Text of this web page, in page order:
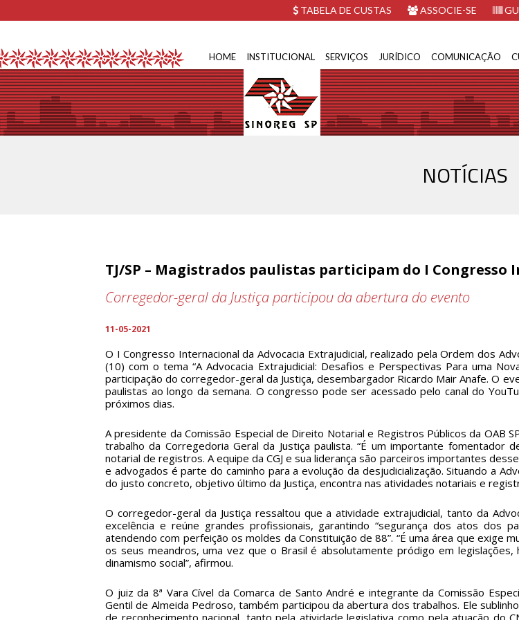
TABELA DE CUSTAS ASSOCIE-SE
HOME INSTITUCIONAL SERVIÇOS JURÍDICO COMUNICAÇÃO
NOTÍCIAS
TJ/SP – Magistrados paulistas participam do I
Corregedor-geral da Justiça participou da abertura do evento
11-05-2021
O I Congresso Internacional da Advocacia Extrajudicial, realizado pela Ordem dos
(10) com o tema “A Advocacia Extrajudicial: Desafios e Perspectivas Para uma
participação do corregedor-geral da Justiça, desembargador Ricardo Mair Anafe. O
paulistas ao longo da semana. O congresso pode ser acessado pelo canal do
próximos dias.
A presidente da Comissão Especial de Direito Notarial e Registros Públicos da OAB
trabalho da Corregedoria Geral da Justiça paulista. “É um importante fomentador
notarial de registros. A equipe da CGJ e sua liderança são parceiros importantes
e advogados é parte do caminho para a evolução da desjudicialização. Situando a
do justo concreto, objetivo último da Justiça, encontra nas atividades notariais e
O corregedor-geral da Justiça ressaltou que a atividade extrajudicial, tanto da
excelência e reúne grandes profissionais, garantindo “segurança dos atos dos
atendendo com perfeição os moldes da Constituição de 88”. “É uma área que exige
os seus meandros, uma vez que o Brasil é absolutamente pródigo em
dinamismo social”, afirmou.
O juiz da 8ª Vara Cível da Comarca de Santo André e integrante da Comissão
Gentil de Almeida Pedroso, também participou da abertura dos trabalhos. Ele
de reconhecimento nacional, tanto pela atividade legislativa como pela atuação